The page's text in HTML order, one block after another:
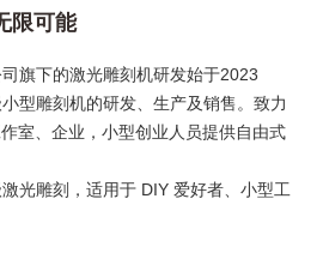
限可能
旗下的激光雕刻机研发始于2023
型雕刻机的研发、生产及销售。致力
室、企业，小型创业人员提供自由式
光雕刻，适用于 DIY 爱好者、小型工